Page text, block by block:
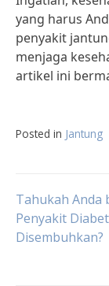
yang harus
penyakit
menjaga
artikel ini
Posted in Jantung
Post
Tahukah Anda
Penyakit
Disembuhkan?